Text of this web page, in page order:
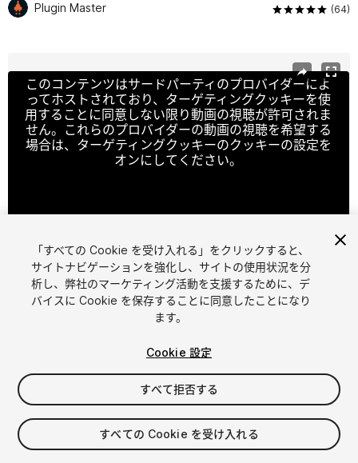
Plugin Master (64)
このコンテンツはサードパーティのプロバイダーによ
ってホストされており、ターゲティングクッキーを使
用することに同意しない限り動画の視聴が許可されま
せん。これらのプロバイダーの動画の視聴を希望する
場合は、ターゲティングクッキーのクッキーの設定を
オンにしてください。
1/ 33
$59.99
シート 1
「すべての Cookie を受け入れる」をクリックすると、
サイトナビゲーションを強化し、サイトの使用状況を分
析し、弊社のマーケティング活動を支援するために、デ
バイスに Cookie を保存することに同意したことになり
ます。
Cookie 設定
すべて拒否する
すべての Cookie を受け入れる